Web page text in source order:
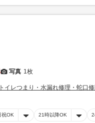
写真 1枚
トイレつまり・水漏れ修理・蛇口
祝OK 21時以降OK